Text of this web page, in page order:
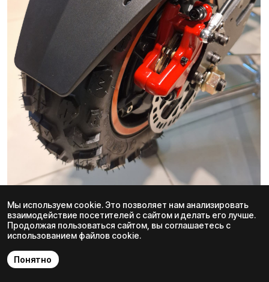
Передний мотор закрыт металлическим
кожухом, защищён от грязи и ударов. Тяга
задним мотором. Охлаждение пассивное, но при
адекватной нагрузке перегрева не случится.
Заднее мотор-колесо